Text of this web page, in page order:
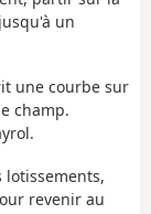
un
une courbe sur
champ.
lotissements,
revenir au